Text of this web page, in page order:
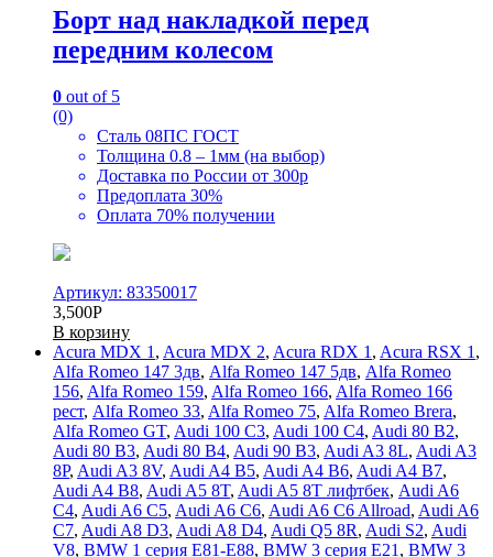
Борт над накладкой перед
передним колесом
0 out of 5
(0)
Сталь 08ПС ГОСТ
Толщина 0.8 – 1мм (на выбор)
Доставка по России от 300р
Предоплата 30%
Оплата 70% получении
Артикул: 83350017
3,500Р
В корзину
Acura MDX 1 , Acura MDX 2, Acura RDX 1 , Acura RSX 1 ,
Alfa Romeo 147 3дв, Alfa Romeo 147 5дв, Alfa Romeo
156, Alfa Romeo 159, Alfa Romeo 166, Alfa Romeo 166
рест, Alfa Romeo 33, Alfa Romeo 75, Alfa Romeo Brera,
Alfa Romeo GT, Audi 100 C3, Audi 100 C4, Audi 80 B2,
Audi 80 B3, Audi 80 B4, Audi 90 B3, Audi A3 8L, Audi A3
8P, Audi A3 8V, Audi A4 B5, Audi A4 B6, Audi A4 B7,
Audi A4 B8, Audi A5 8T, Audi A5 8T лифтбек, Audi A6
C4, Audi A6 C5, Audi A6 C6, Audi A6 C6 Allroad, Audi A6
C7, Audi A8 D3, Audi A8 D4, Audi Q5 8R, Audi S2, Audi
V8, BMW 1 серия E81-E88, BMW 3 серия E21 , BMW 3